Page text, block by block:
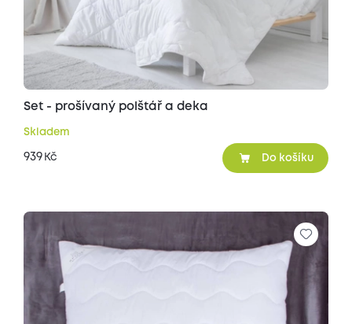
Set - prošívaný polštář a deka
Skladem
939 Kč Do košíku